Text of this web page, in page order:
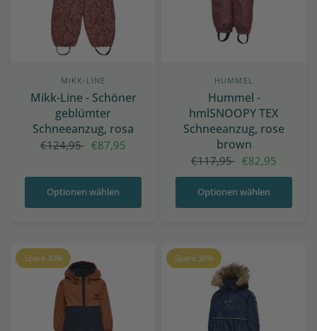
MIKK-LINE
Mikk-Line - Schöner
geblümter
Schneeanzug, rosa
€124,95 €87,95
Optionen wählen
HUMMEL
Hummel -
hmlSNOOPY TEX
Schneeanzug, rose
brown
€117,95 €82,95
Optionen wählen
Spare 30% Spare 30%